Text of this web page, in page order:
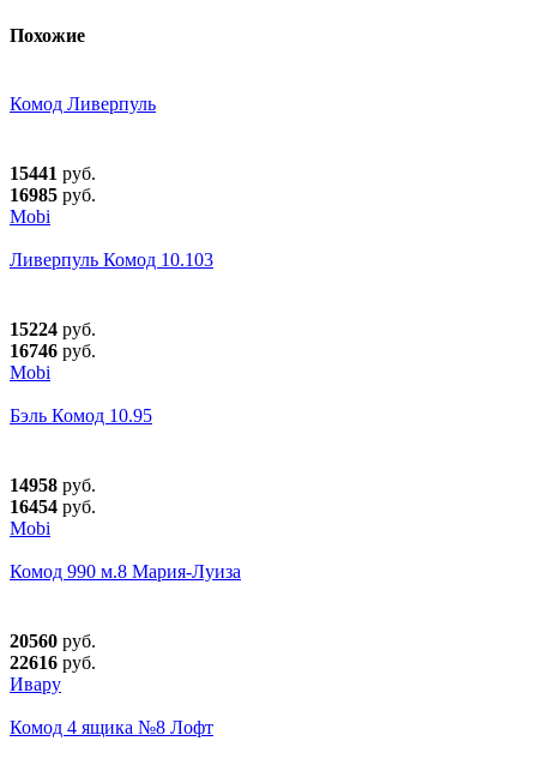
Похожие
Комод Ливерпуль
15441 руб.
16985 руб.
Mobi
Ливерпуль Комод 10.103
15224 руб.
16746 руб.
Mobi
Бэль Комод 10.95
14958 руб.
16454 руб.
Mobi
Комод 990 м.8 Мария-Луиза
20560 руб.
22616 руб.
Ивару
Комод 4 ящика №8 Лофт